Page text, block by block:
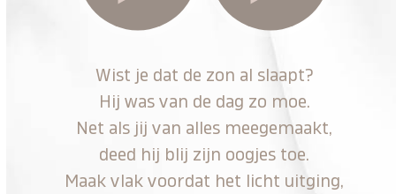
Wist je dat de zon al slaapt?
Hij was van de dag zo moe.
Net als jij van alles meegemaakt,
deed hij blij zijn oogjes toe.
Maak vlak voordat het licht uitging,